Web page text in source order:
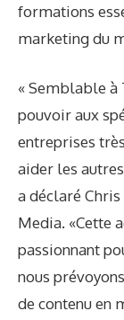
formations
marketing du
« Semblable à
pouvoir aux
entreprises
aider les
a déclaré
Media. «Cette
passionnant
nous
de contenu en